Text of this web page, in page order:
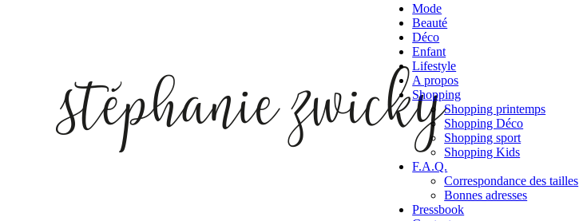
Mode
Beauté
Déco
Enfant
Lifestyle
A propos
Shopping
Shopping printemps
Shopping Déco
Shopping sport
Shopping Kids
F.A.Q.
Correspondance des tailles
Bonnes adresses
Pressbook